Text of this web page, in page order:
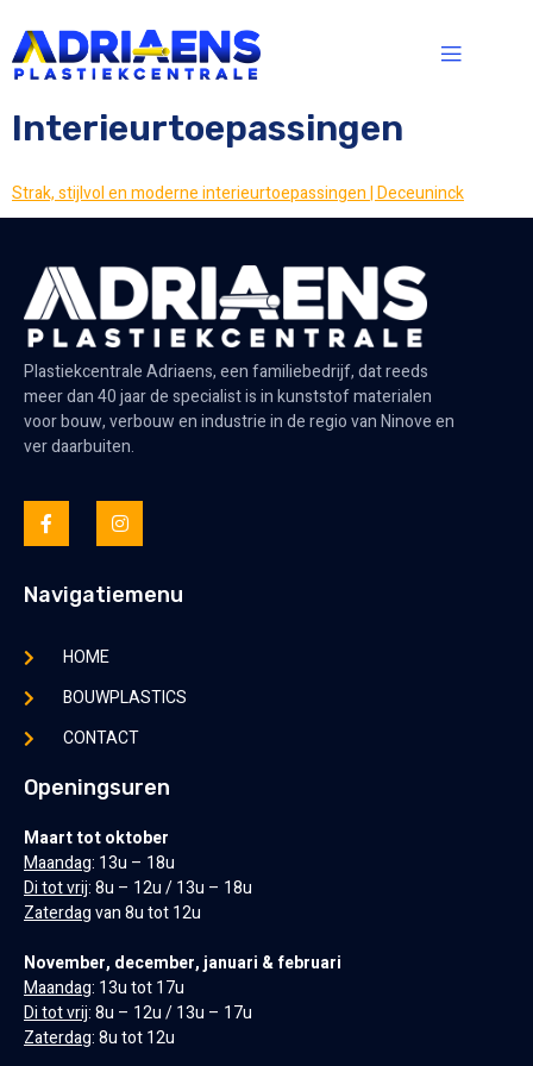
Interieurtoepassingen
Strak, stijlvol en moderne interieurtoepassingen | Deceuninck
Plastiekcentrale Adriaens, een familiebedrijf, dat reeds
meer dan 40 jaar de specialist is in kunststof materialen
voor bouw, verbouw en industrie in de regio van Ninove en
ver daarbuiten.
Navigatiemenu
HOME
BOUWPLASTICS
CONTACT
Openingsuren
Maart tot oktober
Maandag: 13u – 18u
Di tot vrij: 8u – 12u / 13u – 18u
Zaterdagvan 8u tot 12u
November, december, januari & februari
Maandag: 13u tot 17u
Di tot vrij: 8u – 12u / 13u – 17u
Zaterdag: 8u tot 12u